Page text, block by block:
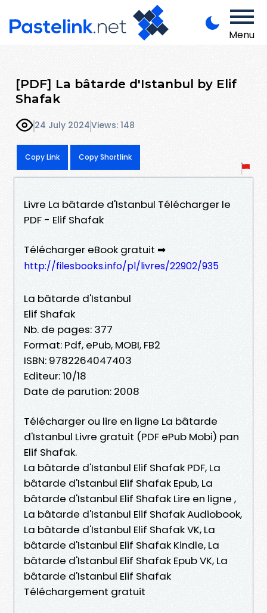
Menu
[PDF] La bâtarde d'Istanbul by Elif
Shafak
24 July 2024Views: 148
Copy Link Copy Shortlink
Livre La bâtarde d'Istanbul Télécharger le
PDF - Elif Shafak
Télécharger eBook gratuit ➡
http://filesbooks.info/pl/livres/22902/935
La bâtarde d'Istanbul
Elif Shafak
Nb. de pages: 377
Format: Pdf, ePub, MOBI, FB2
ISBN: 9782264047403
Editeur: 10/18
Date de parution: 2008
Télécharger ou lire en ligne La bâtarde
d'Istanbul Livre gratuit (PDF ePub Mobi) pan
Elif Shafak.
La bâtarde d'Istanbul Elif Shafak PDF, La
bâtarde d'Istanbul Elif Shafak Epub, La
bâtarde d'Istanbul Elif Shafak Lire en ligne ,
La bâtarde d'Istanbul Elif Shafak Audiobook,
La bâtarde d'Istanbul Elif Shafak VK, La
bâtarde d'Istanbul Elif Shafak Kindle, La
bâtarde d'Istanbul Elif Shafak Epub VK, La
bâtarde d'Istanbul Elif Shafak
Téléchargement gratuit